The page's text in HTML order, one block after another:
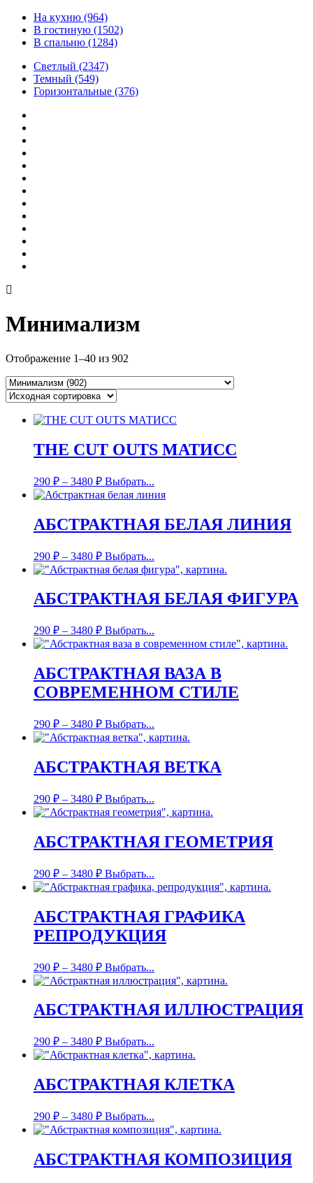
На кухню (964)
В гостиную (1502)
В спальню (1284)
Светлый (2347)
Темный (549)
Горизонтальные (376)
Минимализм
Отображение 1–40 из 902
THE CUT OUTS МАТИСС
290 ₽ – 3480 ₽ Выбрать...
АБСТРАКТНАЯ БЕЛАЯ ЛИНИЯ
290 ₽ – 3480 ₽ Выбрать...
АБСТРАКТНАЯ БЕЛАЯ ФИГУРА
290 ₽ – 3480 ₽ Выбрать...
АБСТРАКТНАЯ ВАЗА В
СОВРЕМЕННОМ СТИЛЕ
290 ₽ – 3480 ₽ Выбрать...
АБСТРАКТНАЯ ВЕТКА
290 ₽ – 3480 ₽ Выбрать...
АБСТРАКТНАЯ ГЕОМЕТРИЯ
290 ₽ – 3480 ₽ Выбрать...
АБСТРАКТНАЯ ГРАФИКА
РЕПРОДУКЦИЯ
290 ₽ – 3480 ₽ Выбрать...
АБСТРАКТНАЯ ИЛЛЮСТРАЦИЯ
290 ₽ – 3480 ₽ Выбрать...
АБСТРАКТНАЯ КЛЕТКА
290 ₽ – 3480 ₽ Выбрать...
АБСТРАКТНАЯ КОМПОЗИЦИЯ